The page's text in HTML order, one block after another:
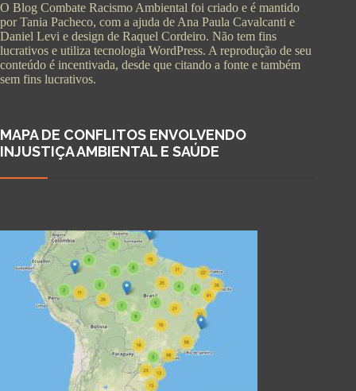
O Blog Combate Racismo Ambiental foi criado e é mantido
por Tania Pacheco, com a ajuda de Ana Paula Cavalcanti e
Daniel Levi e design de Raquel Cordeiro. Não tem fins
lucrativos e utiliza tecnologia WordPress. A reprodução de seu
conteúdo é incentivada, desde que citando a fonte e também
sem fins lucrativos.
MAPA DE CONFLITOS ENVOLVENDO
INJUSTIÇA AMBIENTAL E SAÚDE